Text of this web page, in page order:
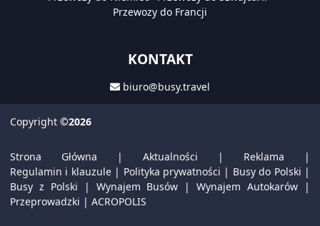
Przewozy do Francji
KONTAKT
biuro@busy.travel
Copyright ©2026
Strona Główna | Aktualności | Reklama |
Regulamin i klauzule| Polityka prywatności | Busy do Polski |
Busy z Polski | Wynajem Busów |Wynajem Autokarów |
Przeprowadzki | ACROPOLIS